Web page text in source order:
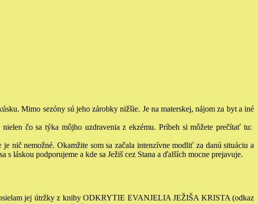
Mimo sezóny sú jeho zárobky nižšie. Je na materskej, nájom za byt a iné
čo sa týka môjho uzdravenia z ekzému. Príbeh si môžete prečítať tu:
nič nemožné. Okamžite som sa začala intenzívne modliť za danú situáciu a
láskou podporujeme a kde sa Ježiš cez Stana a ďalších mocne prejavuje.
jej útržky z knihy ODKRYTIE EVANJELIA JEŽIŠA KRISTA (odkaz